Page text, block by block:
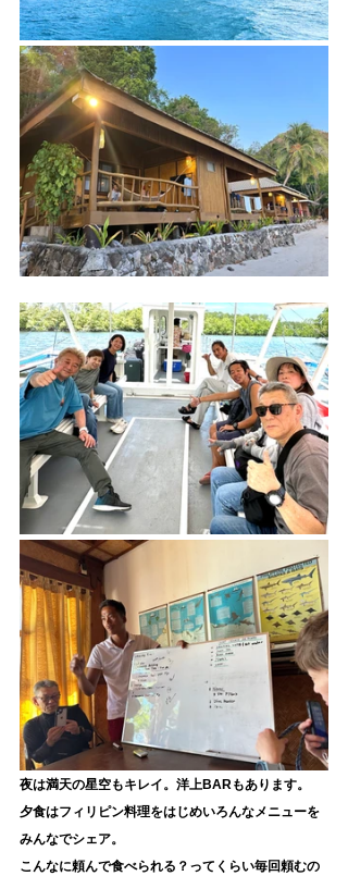
夜は満天の星空もキレイ。洋上BARもあります。
夕食はフィリピン料理をはじめいろんなメニューを
みんなでシェア。
こんなに頼んで食べられる？ってくらい毎回頼むの